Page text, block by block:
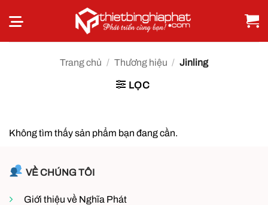
qua
Trang chủ / Thương hiệu / Jinling
LỌC
Không tìm thấy sản phẩm bạn đang cần.
VỀ CHÚNG TÔI
Giới thiệu về Nghĩa Phát